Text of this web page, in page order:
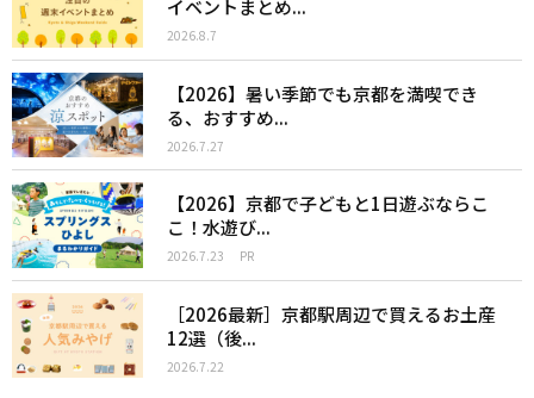
イベントまとめ...
2026.8.7
【2026】暑い季節でも京都を満喫でき
る、おすすめ...
2026.7.27
【2026】京都で子どもと1日遊ぶならこ
こ！水遊び...
2026.7.23 PR
［2026最新］京都駅周辺で買えるお土産
12選（後...
2026.7.22